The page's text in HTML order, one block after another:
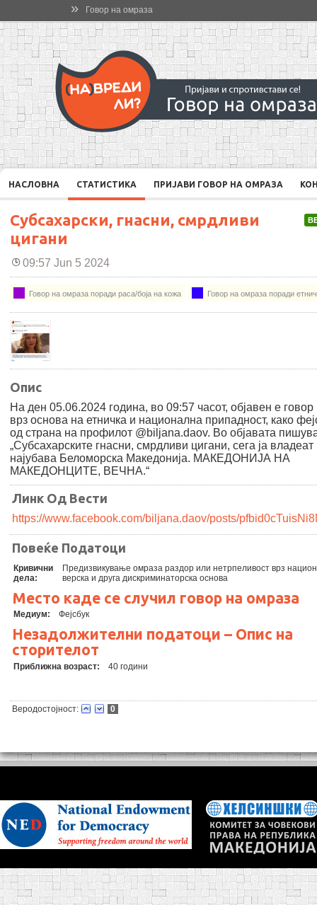
» Говор на омраза
НАСЛОВНА СТАТИСТИКА ПРИЈАВИ ГОВОР НА ОМРАЗА
Субсахарски, гнасни, смрдливи
цигани
09:57 Jun 5 2024
Говор на омраза поради раса/боја на кожа Говор на омраза поради
Опис
На ден 05.06.2024 година, во 09:57 часот, објавен е
врз основа на етничка и национална припадност, како
од страна на профилот @biljana.daov. Во објавата
„Субсахарските гнасни, смрдливи цигани, сега ја
најубава Беломорска Македонија. МАКЕДОНИЈА НА
МАКЕДОНЦИТЕ, ВЕЧНА.“
Линк Од Вести
https://www.facebook.com/biljana.daov/posts/
Повеќе Податоци
Кривични
дела:
Предизвикување омраза раздор или нетрпеливост врз
верска и друга дискриминаторска основа
Место каде се случил говор на омраза
Медиум: Фејсбук
Незадолжителни податоци – Опис на
сторителот
Приближна возраст: 40 години
Веродостојност: 0